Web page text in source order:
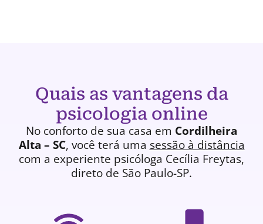
Quais as vantagens da
psicologia online
No conforto de sua casa em Cordilheira
Alta – SC, você terá uma sessão à distância
com a experiente psicóloga Cecília Freytas,
direto de São Paulo-SP.